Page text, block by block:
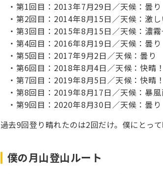
第1回目：2013年7月29日／天候：曇り
第2回目：2014年8月15日／天候：激
第3回目：2015年8月15日／天候：濃
第4回目：2016年8月19日／天候：曇り
第5回目：2017年9月2日／天候：曇り
第6回目：2018年8月4日／天候：快晴！
第7回目：2019年8月5日／天候：快晴！
第8回目：2019年8月17日／天候：暴風
第9回目：2020年8月30日／天候：曇り
過去9回登り晴れたのは2回だけ。僕にとっ
僕の月山登山ルート